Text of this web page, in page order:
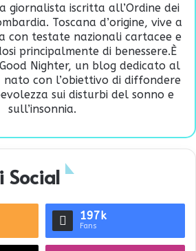
giornalista iscritta all’Ordine dei
Toscana d’origine, vive a
con testate nazionali cartacee e
principalmente di benessere.È
Nighter, un blog dedicato al
nato con l’obiettivo di diffondere
sui disturbi del sonno e
sull’insonnia.
Social
197k
Fans